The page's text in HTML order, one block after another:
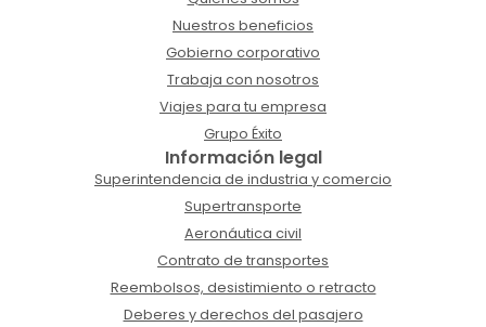
Nuestros beneficios
Gobierno corporativo
Trabaja con nosotros
Viajes para tu empresa
Grupo Éxito
Información legal
Superintendencia de industria y comercio
Supertransporte
Aeronáutica civil
Contrato de transportes
Reembolsos, desistimiento o retracto
Deberes y derechos del pasajero